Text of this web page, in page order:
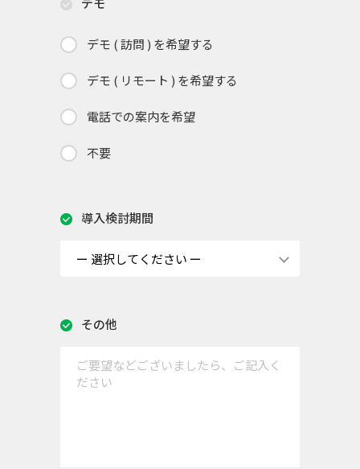
デモ ( 訪問 ) を希望する
デモ ( リモート ) を希望する
電話での案内を希望
不要
導入検討期間
その他